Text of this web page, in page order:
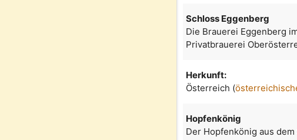
Schloss Eggenberg
Die Brauerei Eggenberg
Privatbrauerei
Herkunft:
Österreich (
Hopfenkönig
Der Hopfenkönig aus